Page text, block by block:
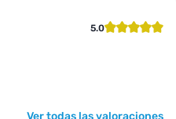
5.0
Ver todas las valoraciones